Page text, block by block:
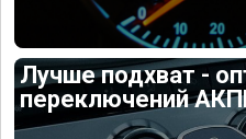
Лучше подхват -
переключений